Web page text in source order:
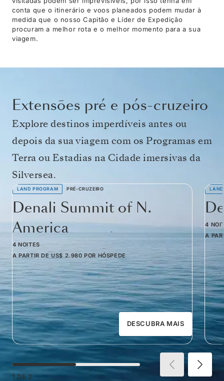
conta que o itinerário e voos planeados podem mudar à
medida que o nosso Capitão e Líder de Expedição
procuram a melhor rota e o melhor momento para a sua
viagem.
Extensões pré e pós-cruzeiro
Explore destinos imperdíveis antes ou
depois da sua viagem com os Programas em
Terra ou Estadias na Cidade imersivas da
Silversea.
LAND PROGRAM PRÉ-CRUZEIRO
Denali Summit of N.
America
4 NOITES
A PARTIR DE US$ 2.980 POR HÓSPEDE
DESCUBRA MAIS
4
A
1 DE 2